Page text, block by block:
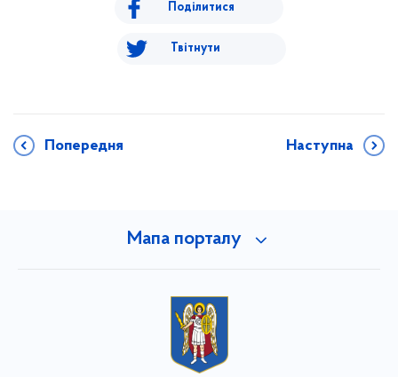
Поділитися
Твітнути
Попередня Наступна
Мапа порталу